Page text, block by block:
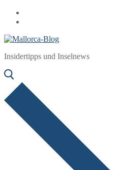
Zum
Inhalt
Menü
Schließen
Insidertipps und Inselnews